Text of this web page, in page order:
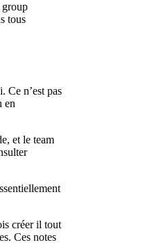
group
tous
Ce n’est pas
en
et le team
créer il tout
Ces notes